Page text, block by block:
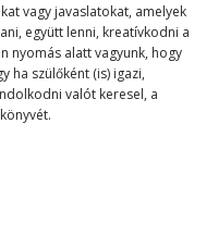
vagy javaslatokat, amelyek
együtt lenni, kreatívkodni a
nyomás alatt vagyunk, hogy
ha szülőként (is) igazi,
valót keresel, a